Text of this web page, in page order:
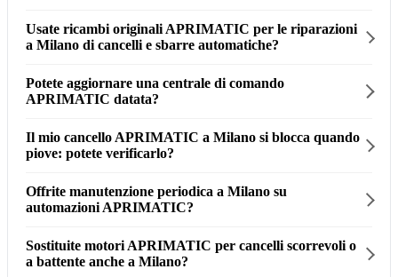
Usate ricambi originali APRIMATIC per le riparazioni
a Milano di cancelli e sbarre automatiche?
Potete aggiornare una centrale di comando
APRIMATIC datata?
Il mio cancello APRIMATIC a Milano si blocca quando
piove: potete verificarlo?
Offrite manutenzione periodica a Milano su
automazioni APRIMATIC?
Sostituite motori APRIMATIC per cancelli scorrevoli o
a battente anche a Milano?